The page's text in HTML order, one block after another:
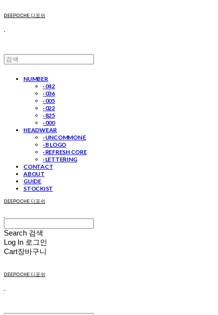
DEEPOCHE 디포쉬
NUMBER
· 042
· 036
· 005
· 022
· 825
· 000
HEADWEAR
· UNCOMMON E
· B LOGO
· REFRESH CORE
· LETTERING
CONTACT
ABOUT
GUIDE
STOCKIST
DEEPOCHE 디포쉬
Search 검색
Log In 로그인
Cart장바구니
DEEPOCHE 디포쉬